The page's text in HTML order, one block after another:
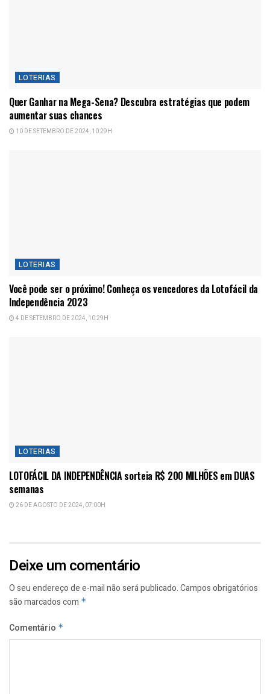
LOTERIAS
Quer Ganhar na Mega-Sena? Descubra estratégias que podem
aumentar suas chances
10 DE SETEMBRO DE 2024, 10:29H
LOTERIAS
Você pode ser o próximo! Conheça os vencedores da Lotofácil da
Independência 2023
4 DE SETEMBRO DE 2024, 10:29H
LOTERIAS
LOTOFÁCIL DA INDEPENDÊNCIA sorteia R$ 200 MILHÕES em DUAS
semanas
26 DE AGOSTO DE 2024, 07:00H
Deixe um comentário
O seu endereço de e-mail não será publicado.Campos obrigatórios
são marcados com *
Comentário *